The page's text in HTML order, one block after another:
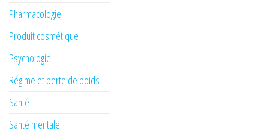
Pharmacologie
Produit cosmétique
Psychologie
Régime et perte de poids
Santé
Santé mentale